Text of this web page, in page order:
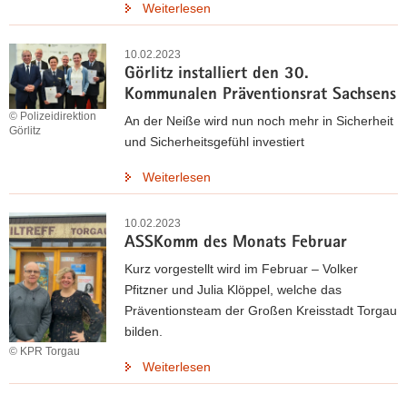
Weiterlesen
10.02.2023
Görlitz installiert den 30.
Kommunalen Präventionsrat Sachsens
© Polizeidirektion
Görlitz
An der Neiße wird nun noch mehr in Sicherheit
und Sicherheitsgefühl investiert
Weiterlesen
10.02.2023
ASSKomm des Monats Februar
© KPR Torgau
Kurz vorgestellt wird im Februar – Volker
Pfitzner und Julia Klöppel, welche das
Präventionsteam der Großen Kreisstadt Torgau
bilden.
Weiterlesen